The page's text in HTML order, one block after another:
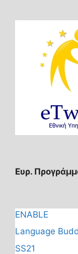
Ευρ.
ENABLE
Language
SS21